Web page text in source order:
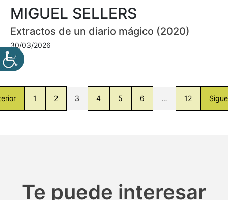
MIGUEL SELLERS
Extractos de un diario mágico (2020)
30/03/2026
1 2 3 4 5 6 … 12
Te puede interesar